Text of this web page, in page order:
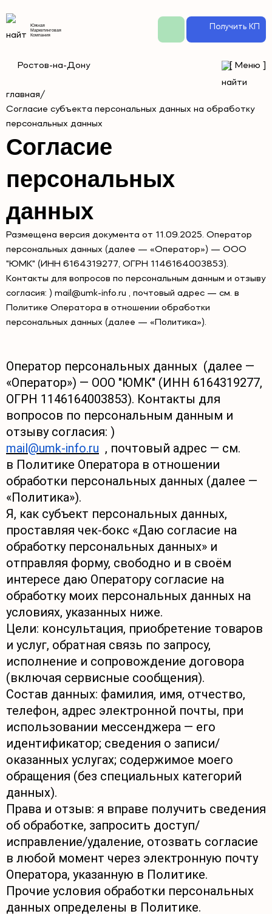
Южная
Маркетинговая
Компания
Получить КП
Ростов-на-Дону [ Меню ]
главная/
Согласие субъекта персональных данных на обработку
персональных данных
Согласие
персональных
данных
Размещена версия документа от 11.09.2025. Оператор
персональных данных (далее — «Оператор») — ООО
"ЮМК" (ИНН 6164319277, ОГРН 1146164003853).
Контакты для вопросов по персональным данным и отзыву
согласия: ) mail@umk-info.ru , почтовый адрес — см. в
Политике Оператора в отношении обработки
персональных данных (далее — «Политика»).
Оператор персональных данных (далее —
«Оператор») — ООО "ЮМК" (ИНН 6164319277,
ОГРН 1146164003853). Контакты для
вопросов по персональным данным и
отзыву согласия: )
mail@umk-info.ru , почтовый адрес — см.
в Политике Оператора в отношении
обработки персональных данных (далее —
«Политика»).
Я, как субъект персональных данных,
проставляя чек-бокс «Даю согласие на
обработку персональных данных» и
отправляя форму, свободно и в своём
интересе даю Оператору согласие на
обработку моих персональных данных на
условиях, указанных ниже.
Цели: консультация, приобретение товаров
и услуг, обратная связь по запросу,
исполнение и сопровождение договора
(включая сервисные сообщения).
Состав данных: фамилия, имя, отчество,
телефон, адрес электронной почты, при
использовании мессенджера — его
идентификатор; сведения о записи/
оказанных услугах; содержимое моего
обращения (без специальных категорий
данных).
Права и отзыв: я вправе получить сведения
об обработке, запросить доступ/
исправление/удаление, отозвать согласие
в любой момент через электронную почту
Оператора, указанную в Политике.
Прочие условия обработки персональных
данных определены в Политике.